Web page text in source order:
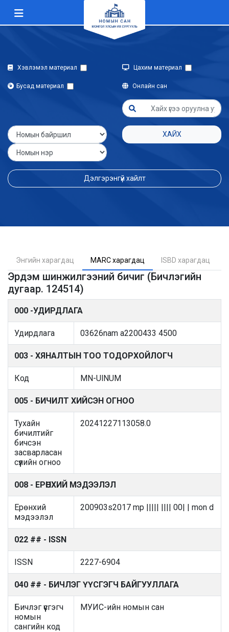
Хэвлэмэл материал Цахим материал
Бусад материал Онлайн сан
ХАЙХ
Дэлгэрэнгүй хайлт
Энгийн харагдац MARC харагдац ISBD харагдац
Эрдэм шинжилгээний бичиг (Бичлэгийн
дугаар. 124514)
000 -УДИРДЛАГА
Удирдлага 03626nam a2200433 4500
003 - ХЯНАЛТЫН ТОО ТОДОРХОЙЛОГЧ
Код MN-UlNUM
005 - БИЧИЛТ ХИЙСЭН ОГНОО
Тухайн
бичилтийг
бичсэн
засварласан
сүүлийн огноо
20241227113058.0
008 - ЕРӨНХИЙ МЭДЭЭЛЭЛ
Ерөнхий
мэдээлэл
200903s2017 mp ||||| |||| 00| | mon d
022 ## - ISSN
ISSN 2227-6904
040 ## - БИЧЛЭГ ҮҮСГЭГЧ БАЙГУУЛЛАГА
Бичлэг үүсгэгч
номын
сангийн код
МУИС-ийн номын сан